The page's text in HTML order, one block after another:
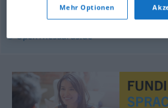
,zaghaft
© OpenThesaurus.de
Mehr Optionen